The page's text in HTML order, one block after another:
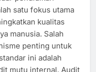
satu fokus utama
kualitas
manusia. Salah
penting untuk
ini adalah
mutu internal. Audit